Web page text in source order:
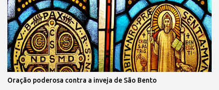
Oração poderosa contra a inveja de São Bento